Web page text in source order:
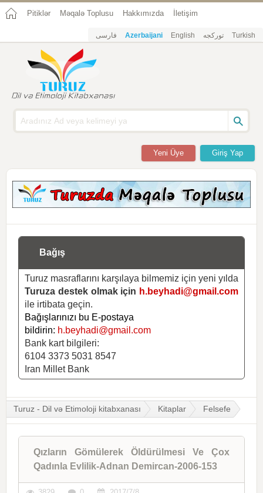
Pitiklər Məqalə Toplusu Hakkımızda İletişim
فارسی Azerbaijani English تورکجه Turkish
Giriş Yap
Yeni Üye
Bağış
Turuz masraflarını karşılaya bilmemiz için yeni yılda
Turuza destek olmak için h.beyhadi@gmail.com
ile irtibata geçin.
Bağışlarınızı bu E-postaya
bildirin: h.beyhadi@gmail.com
Bank kart bilgileri:
6104 3373 5031 8547
Iran Millet Bank
Turuz - Dil və Etimoloji kitabxanası Kitaplar Felsefe
Qızların Gömülerek Öldürülmesi Ve Çox
Qadınla Evlilik-Adnan Demircan-2006-153